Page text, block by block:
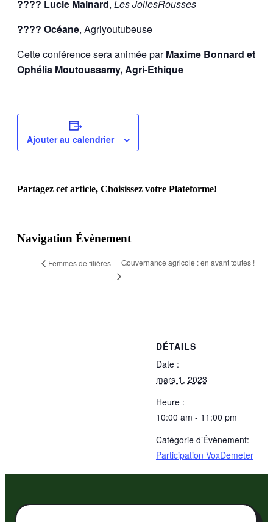
???? Lucie Mainard, Les JoliesRousses
???? Océane, Agriyoutubeuse
Cette conférence sera animée parMaxime Bonnard et
Ophélia Moutoussamy, Agri-Ethique
Ajouter au calendrier
Partagez cet article, Choisissez votre Plateforme!
Navigation Évènement
Femmes de filières Gouvernance agricole : en avant toutes !
DÉTAILS
Date :
mars 1, 2023
Heure :
10:00 am - 11:00 pm
Catégorie d’Évènement:
Participation VoxDemeter